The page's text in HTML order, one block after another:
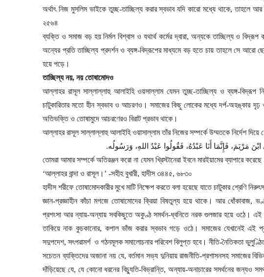
অর্থাৎ নিজ মুসলিম ভাইকে তুচ্ছ-তাচ্ছিল্য করার স্বভাব যদি কারো মধ্যে থাকে,তাহলে আর
২৫৬৪
ব্যক্তি ও সমাজ বড় হয় নির্মল বিশ্বাস ও যথার্থ কর্মের দ্বারা, অন্যকে তাচ্ছিল্য ও বিদ্রূপ
অন্যের প্রতি তাচ্ছিল্য প্রদর্শন ও ব্যঙ্গ-বিদ্রূপের মাধ্যমে বড় হতে চায় তাহলে সে আরো
হয়ে পড়ে।
তাচ্ছিল্য নয়, নয় তোষামোদও
আল্লাহর রাসূল সাল্লাল্লাহু আলাইহি ওয়সাল্লাম যেমন তুচ্ছ-তাচ্ছিল্য ও ব্যঙ্গ-বিদ্রূপ
চাটুকারিতার মতো হীন স্বভাব ও আচরণও। সমাজের কিছু লোকের মধ্যে দর্প-অহঙ্কার
অতিভক্তি ও তোষামুদে আচরণেরও বিরাট প্রভাব থাকে।
আল্লাহর রাসূল সাল্লাল্লাহু আলাইহি ওয়াসাল্লাম তাঁর নিজের সম্পর্কে উম্মতকে নির্দেশ দিয়ে
مَرْيَمَ، فَإِنَّمَا أَنَا عَبْدُهُ، فَقُولُوا عَبْدُ اللهِ، وَرَسُولُه.
তোমরা আমার সম্পর্কে অতিরঞ্জন করো না যেমন খ্রিস্টানেরা ইবনে মারইয়ামের ব্যাপারে
‘আল্লাহর বান্দা ও রাসূল। ’ -সহীহ বুখারী, হাদীস ৩৪৪৫, ৬৮৩০
হাদীস শরীফে তোষামোদকারীর মুখে মাটি নিক্ষেপ করতে বলা হয়েছে যাতে চাটুকার শ্রেণি
জ্ঞান-প্রজ্ঞাহীন কাঁচা মগজে তোষামোদের ক্রিয়া বিষতুল্য হয়ে থাকে। আর ধোঁকাবাজ,
প্রশংসা আর ন্যায়-অন্যায় সবকিছুতে অকুণ্ঠ সমর্থন-ধ্বনিতে নরক গুলজার হয়ে ওঠে। এই
তাকিয়ে নাক কুচকানোর, কপাল ভাঁজ করার স্বভাব গড়ে ওঠে। সমাজের যেখানেই এই
সদুপদেশ, সৎপরামর্শও গঠনমূলক সমালোচনার পরিবেশ বিলুপ্ত হবে। নীতি-নৈতিকতা
সচেতন ব্যক্তিদের অজানা নয় যে,বর্তমান সভ্য দুনিয়ায় রাজনীতি-প্রশাসনসহ সমাজের
দাঁড়িয়েছে যে, যে কোনো ধরনের বিচ্যুতি-বিভ্রান্তি,অন্যায়-অনাচারের সমর্থনের জন্যও